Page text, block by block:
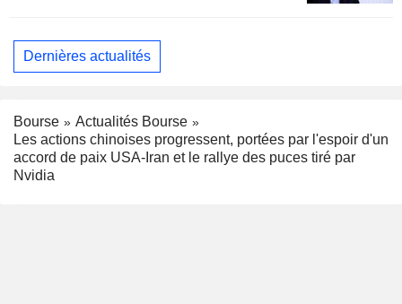
Dernières actualités
Bourse
Actualités Bourse
Les actions chinoises progressent, portées par l'espoir d'un
accord de paix USA-Iran et le rallye des puces tiré par
Nvidia